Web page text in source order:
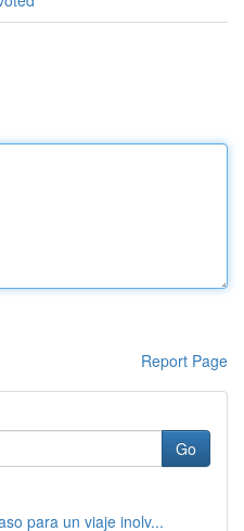
Report Page
Go
para un viaje inolv...